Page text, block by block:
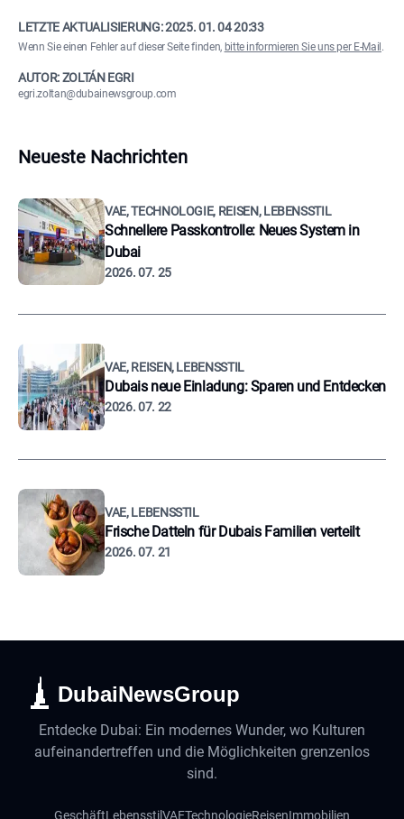
LETZTE AKTUALISIERUNG:2025. 01. 04 20:33
Wenn Sie einen Fehler auf dieser Seite finden, bitte informieren Sie uns per E-Mail .
AUTOR: ZOLTÁN EGRI
egri.zoltan@dubainewsgroup.com
Neueste Nachrichten
VAE, TECHNOLOGIE, REISEN, LEBENSSTIL
Schnellere Passkontrolle: Neues System in
Dubai
2026. 07. 25
VAE, REISEN, LEBENSSTIL
Dubais neue Einladung: Sparen und Entdecken
2026. 07. 22
VAE, LEBENSSTIL
Frische Datteln für Dubais Familien verteilt
2026. 07. 21
DubaiNewsGroup
Entdecke Dubai: Ein modernes Wunder, wo Kulturen
aufeinandertreffen und die Möglichkeiten grenzenlos
sind.
GeschäftLebensstilVAETechnologieReisenImmobilien